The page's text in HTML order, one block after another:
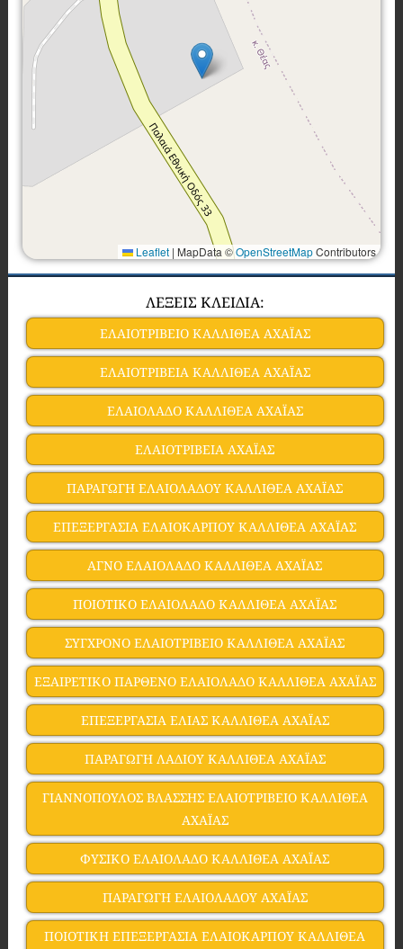
Leaflet | MapData ©OpenStreetMapContributors
ΛΕΞΕΙΣ ΚΛΕΙΔΙΑ:
ΕΛΑΙΟΤΡΙΒΕΙΟ ΚΑΛΛΙΘΕΑ ΑΧΑΪΑΣ
ΕΛΑΙΟΤΡΙΒΕΙΑ ΚΑΛΛΙΘΕΑ ΑΧΑΪΑΣ
ΕΛΑΙΟΛΑΔΟ ΚΑΛΛΙΘΕΑ ΑΧΑΪΑΣ
ΕΛΑΙΟΤΡΙΒΕΙΑ ΑΧΑΪΑΣ
ΠΑΡΑΓΩΓΗ ΕΛΑΙΟΛΑΔΟΥ ΚΑΛΛΙΘΕΑ ΑΧΑΪΑΣ
ΕΠΕΞΕΡΓΑΣΙΑ ΕΛΑΙΟΚΑΡΠΟΥ ΚΑΛΛΙΘΕΑ ΑΧΑΪΑΣ
ΑΓΝΟ ΕΛΑΙΟΛΑΔΟ ΚΑΛΛΙΘΕΑ ΑΧΑΪΑΣ
ΠΟΙΟΤΙΚΟ ΕΛΑΙΟΛΑΔΟ ΚΑΛΛΙΘΕΑ ΑΧΑΪΑΣ
ΣΥΓΧΡΟΝΟ ΕΛΑΙΟΤΡΙΒΕΙΟ ΚΑΛΛΙΘΕΑ ΑΧΑΪΑΣ
ΕΞΑΙΡΕΤΙΚΟ ΠΑΡΘΕΝΟ ΕΛΑΙΟΛΑΔΟ ΚΑΛΛΙΘΕΑ ΑΧΑΪΑΣ
ΕΠΕΞΕΡΓΑΣΙΑ ΕΛΙΑΣ ΚΑΛΛΙΘΕΑ ΑΧΑΪΑΣ
ΠΑΡΑΓΩΓΗ ΛΑΔΙΟΥ ΚΑΛΛΙΘΕΑ ΑΧΑΪΑΣ
ΓΙΑΝΝΟΠΟΥΛΟΣ ΒΛΑΣΣΗΣ ΕΛΑΙΟΤΡΙΒΕΙΟ ΚΑΛΛΙΘΕΑ
ΑΧΑΪΑΣ
ΦΥΣΙΚΟ ΕΛΑΙΟΛΑΔΟ ΚΑΛΛΙΘΕΑ ΑΧΑΪΑΣ
ΠΑΡΑΓΩΓΗ ΕΛΑΙΟΛΑΔΟΥ ΑΧΑΪΑΣ
ΠΟΙΟΤΙΚΗ ΕΠΕΞΕΡΓΑΣΙΑ ΕΛΑΙΟΚΑΡΠΟΥ ΚΑΛΛΙΘΕΑ